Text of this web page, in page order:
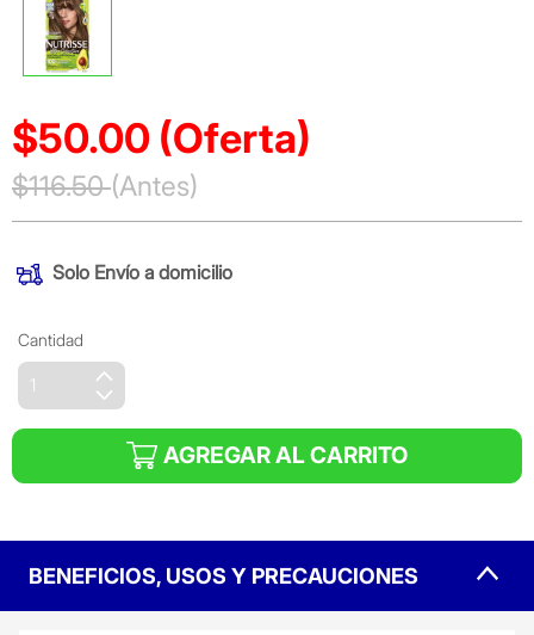
$50.00 (Oferta)
Precio reducido de
$116.50(Antes)
SoloEnvío a domicilio
Cantidad
AGREGAR AL CARRITO
BENEFICIOS, USOS Y PRECAUCIONES